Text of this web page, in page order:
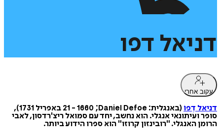
דניאל דפו
עקוב אחרי
דניאל דֶפוֹ
(באנגלית: Daniel Defoe;‏ 1660 - 21 באפריל 1731),
סופר ועיתונאי אנגלי. הוא נחשב, יחד עם סמואל ריצ'רדסון, לאבי
הרומן האנגלי. "רובינזון קרוזו" הוא ספרו הידוע ביותר.